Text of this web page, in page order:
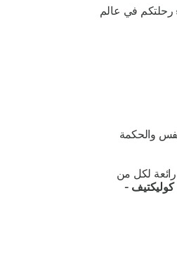
رحلتكم في عالم
والحكمة
رائعة لكل من
كوليكتيف -